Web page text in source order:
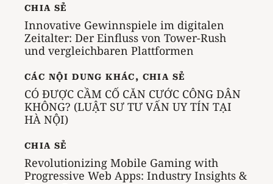
CHIA SẺ
Innovative Gewinnspiele im digitalen
Zeitalter: Der Einfluss von Tower-Rush
und vergleichbaren Plattformen
CÁC NỘI DUNG KHÁC, CHIA SẺ
CÓ ĐƯỢC CẦM CỐ CĂN CƯỚC CÔNG DÂN
KHÔNG? (LUẬT SƯ TƯ VẤN UY TÍN TẠI
HÀ NỘI)
CHIA SẺ
Revolutionizing Mobile Gaming with
Progressive Web Apps: Industry Insights &